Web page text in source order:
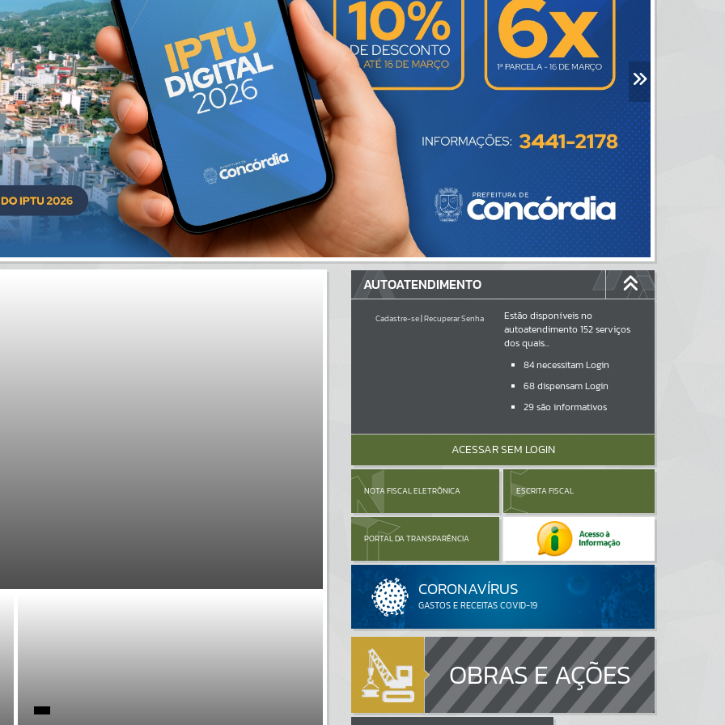
AUTOATENDIMENTO
Cadastre-se|Recuperar Senha
Estão disponíveis no
autoatendimento152serviços
dos quais...
84necessitam Login
68dispensam Login
29são informativos
ACESSAR SEM LOGIN
NOTA FISCAL ELETRÔNICA ESCRITA FISCAL
PORTAL DA TRANSPARÊNCIA
OBRAS E AÇÕES